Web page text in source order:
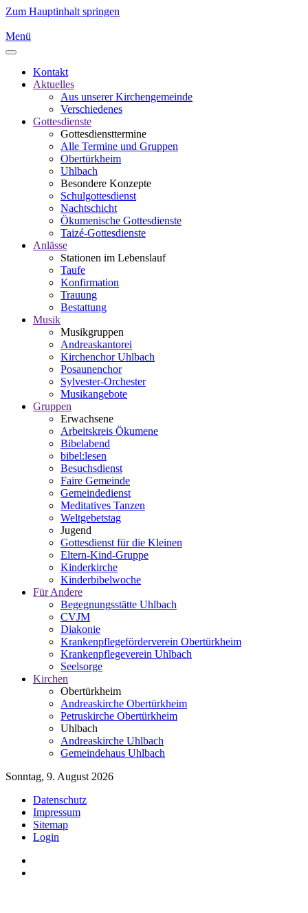
Zum Hauptinhalt springen
Menü
Kontakt
Aktuelles
Aus unserer Kirchengemeinde
Verschiedenes
Gottesdienste
Gottesdiensttermine
Alle Termine und Gruppen
Obertürkheim
Uhlbach
Besondere Konzepte
Schulgottesdienst
Nachtschicht
Ökumenische Gottesdienste
Taizé-Gottesdienste
Anlässe
Stationen im Lebenslauf
Taufe
Konfirmation
Trauung
Bestattung
Musik
Musikgruppen
Andreaskantorei
Kirchenchor Uhlbach
Posaunenchor
Sylvester-Orchester
Musikangebote
Gruppen
Erwachsene
Arbeitskreis Ökumene
Bibelabend
bibel:lesen
Besuchsdienst
Faire Gemeinde
Gemeindedienst
Meditatives Tanzen
Weltgebetstag
Jugend
Gottesdienst für die Kleinen
Eltern-Kind-Gruppe
Kinderkirche
Kinderbibelwoche
Für Andere
Begegnungsstätte Uhlbach
CVJM
Diakonie
Krankenpflegeförderverein Obertürkheim
Krankenpflegeverein Uhlbach
Seelsorge
Kirchen
Obertürkheim
Andreaskirche Obertürkheim
Petruskirche Obertürkheim
Uhlbach
Andreaskirche Uhlbach
Gemeindehaus Uhlbach
Sonntag, 9. August 2026
Datenschutz
Impressum
Sitemap
Login